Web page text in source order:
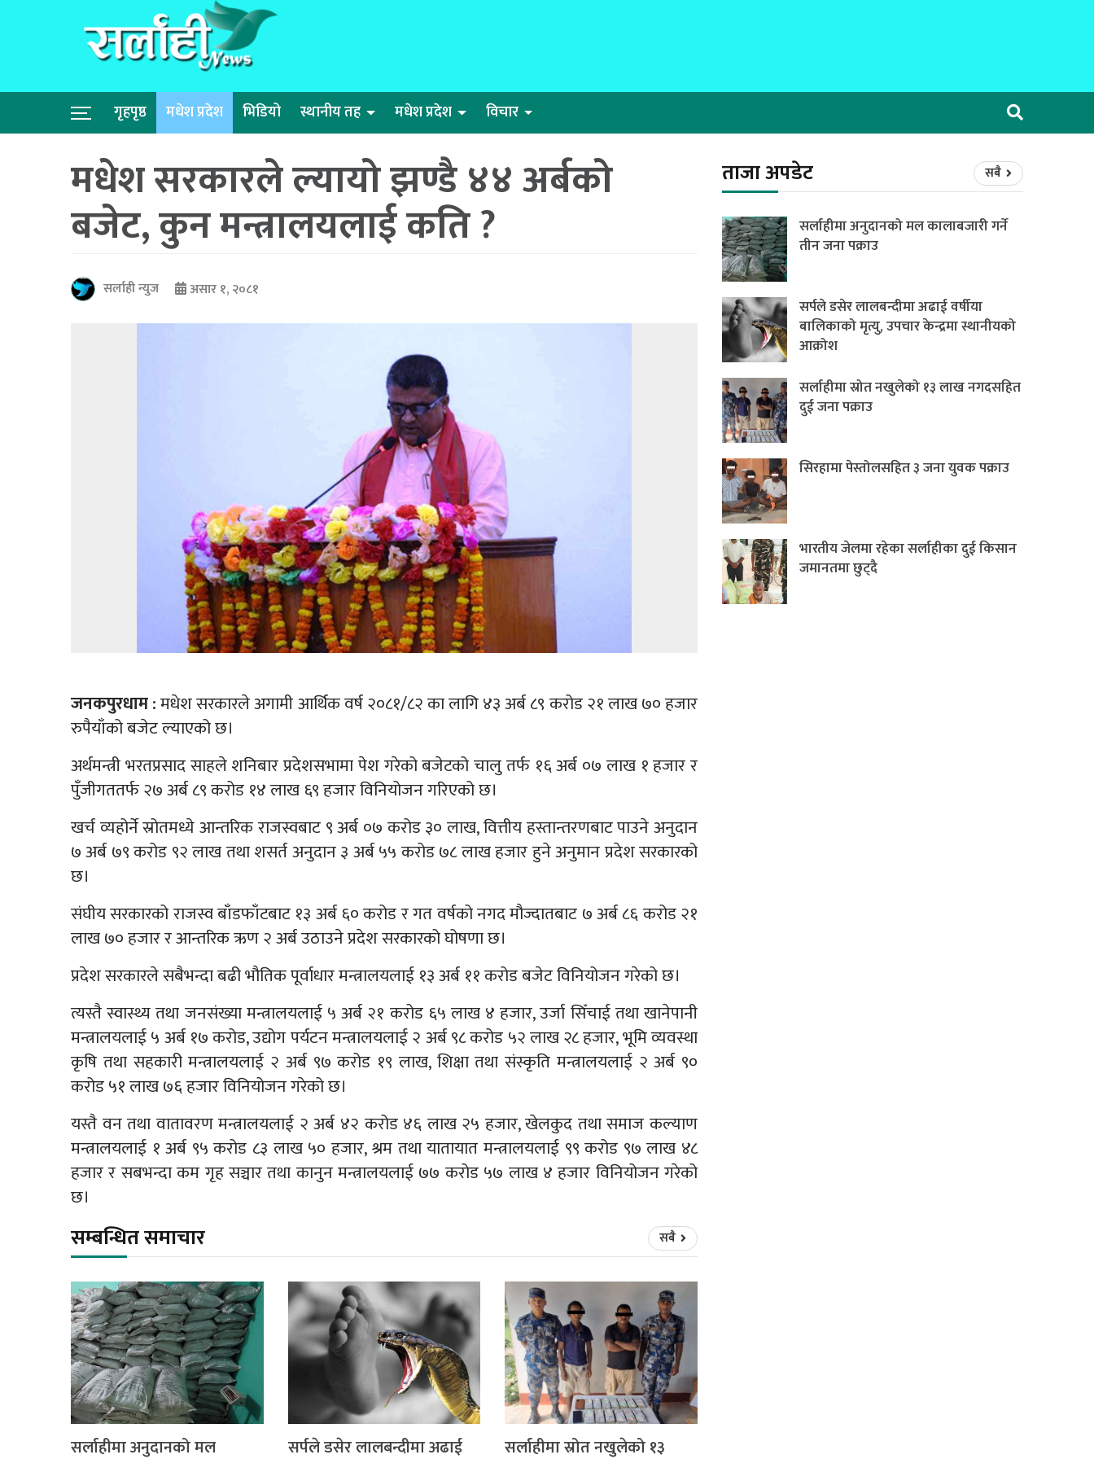
गृहपृष्ठ मधेश प्रदेश भिडियो स्थानीय तह मधेश प्रदेश विचार
मधेश सरकारले ल्यायो झण्डै ४४ अर्बको
बजेट, कुन मन्त्रालयलाई कति ?
सर्लाही न्युज असार १, २०८१
जनकपुरधाम :मधेश सरकारले अगामी आर्थिक वर्ष २०८१/८२ का लागि ४३ अर्ब ८९ करोड २१ लाख ७० हजार
रुपैयाँको बजेट ल्याएको छ।
अर्थमन्त्री भरतप्रसाद साहले शनिबार प्रदेशसभामा पेश गरेको बजेटको चालु तर्फ १६ अर्ब ०७ लाख १ हजार र
पुँजीगततर्फ २७ अर्ब ८९ करोड १४ लाख ६९ हजार विनियोजन गरिएको छ।
खर्च व्यहोर्ने स्रोतमध्ये आन्तरिक राजस्वबाट ९ अर्ब ०७ करोड ३० लाख, वित्तीय हस्तान्तरणबाट पाउने अनुदान
७ अर्ब ७९ करोड ९२ लाख तथा शसर्त अनुदान ३ अर्ब ५५ करोड ७८ लाख हजार हुने अनुमान प्रदेश सरकारको
छ।
संघीय सरकारको राजस्व बाँडफाँटबाट १३ अर्ब ६० करोड र गत वर्षको नगद मौज्दातबाट ७ अर्ब ८६ करोड २१
लाख ७० हजार र आन्तरिक ऋण २ अर्ब उठाउने प्रदेश सरकारको घोषणा छ।
प्रदेश सरकारले सबैभन्दा बढी भौतिक पूर्वाधार मन्त्रालयलाई १३ अर्ब ११ करोड बजेट विनियोजन गरेको छ।
त्यस्तै स्वास्थ्य तथा जनसंख्या मन्त्रालयलाई ५ अर्ब २१ करोड ६५ लाख ४ हजार, उर्जा सिँचाई तथा खानेपानी
मन्त्रालयलाई ५ अर्ब १७ करोड, उद्योग पर्यटन मन्त्रालयलाई २ अर्ब ९८ करोड ५२ लाख २८ हजार, भूमि व्यवस्था
कृषि तथा सहकारी मन्त्रालयलाई २ अर्ब ९७ करोड १९ लाख, शिक्षा तथा संस्कृति मन्त्रालयलाई २ अर्ब ९०
करोड ५१ लाख ७६ हजार विनियोजन गरेको छ।
यस्तै वन तथा वातावरण मन्त्रालयलाई २ अर्ब ४२ करोड ४६ लाख २५ हजार, खेलकुद तथा समाज कल्याण
मन्त्रालयलाई १ अर्ब ९५ करोड ८३ लाख ५० हजार, श्रम तथा यातायात मन्त्रालयलाई ९९ करोड ९७ लाख ४८
हजार र सबभन्दा कम गृह सञ्चार तथा कानुन मन्त्रालयलाई ७७ करोड ५७ लाख ४ हजार विनियोजन गरेको
छ।
सम्बन्धित समाचार सबै
सर्लाहीमा अनुदानको मल
सर्पले डसेर लालबन्दीमा अढाई
सर्लाहीमा स्रोत नखुलेको १३
ताजा अपडेट सबै
सर्लाहीमा अनुदानको मल कालाबजारी गर्ने
तीन जना पक्राउ
सर्पले डसेर लालबन्दीमा अढाई वर्षीया
बालिकाको मृत्यु, उपचार केन्द्रमा स्थानीयको
आक्रोश
सर्लाहीमा स्रोत नखुलेको १३ लाख नगदसहित
दुई जना पक्राउ
सिरहामा पेस्तोलसहित ३ जना युवक पक्राउ
भारतीय जेलमा रहेका सर्लाहीका दुई किसान
जमानतमा छुट्दै